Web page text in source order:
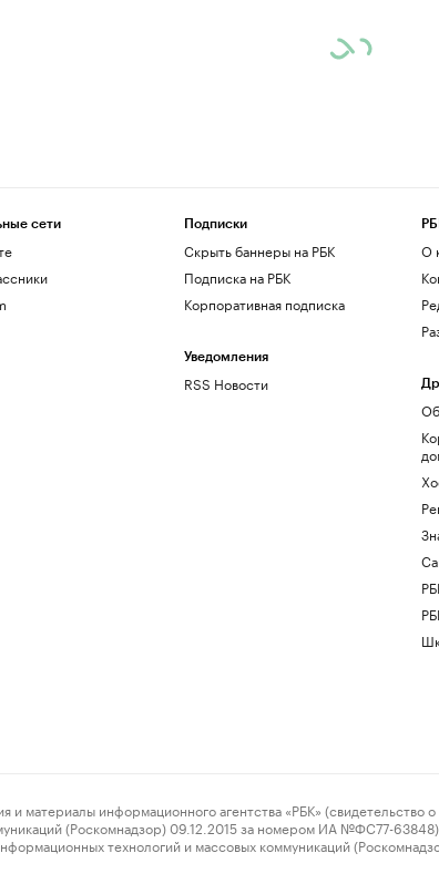
сети Подписки
Скрыть баннеры на РБК
Подписка на РБК
Корпоративная подписка
Уведомления
RSS Новости
О
информационного агентства «РБК» (свидетельство о
(Роскомнадзор) 09.12.2015 за номером ИА №ФС77-63848)
технологий и массовых коммуникаций